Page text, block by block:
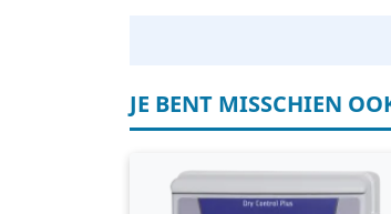
JE BENT MISSCHIEN